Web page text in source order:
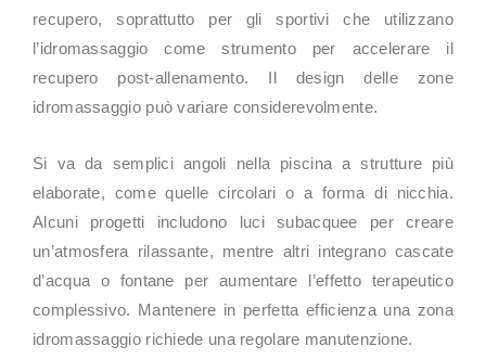
recupero, soprattutto per gli sportivi che utilizzano
l’idromassaggio come strumento per accelerare il
recupero post-allenamento. Il design delle zone
idromassaggio può variare considerevolmente.
Si va da semplici angoli nella piscina a strutture più
elaborate, come quelle circolari o a forma di nicchia.
Alcuni progetti includono luci subacquee per creare
un’atmosfera rilassante, mentre altri integrano cascate
d’acqua o fontane per aumentare l’effetto terapeutico
complessivo. Mantenere in perfetta efficienza una zona
idromassaggio richiede una regolare manutenzione.